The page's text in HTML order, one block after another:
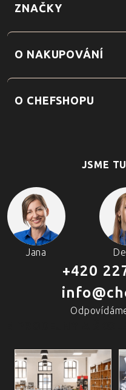
ZNAČKY
O NAKUPOVÁNÍ
O CHEFSHOPU
JSME
Jana
+420